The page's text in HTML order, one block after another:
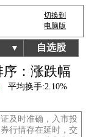
切换到
电脑版
▼ 自选股
序：涨跌幅
平均换手:2.10%
及时准确，入市投
行情存在延时，交